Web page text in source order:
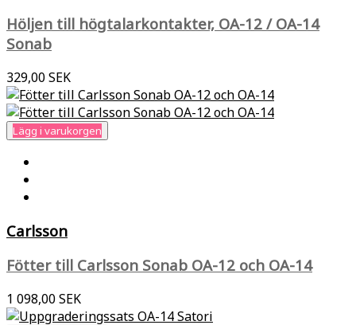
Höljen till högtalarkontakter, OA-12 / OA-14
Sonab
329,00 SEK
Lägg i varukorgen
Carlsson
Fötter till Carlsson Sonab OA-12 och OA-14
1 098,00 SEK